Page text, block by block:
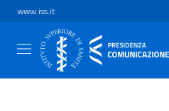
www.iss.it